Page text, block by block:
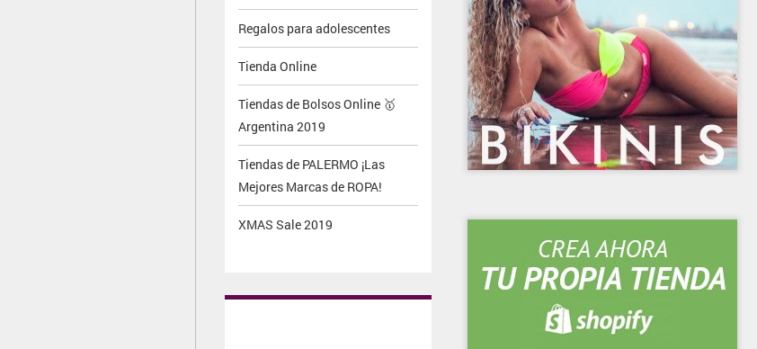
Regalos para adolescentes
Tienda Online
Tiendas de Bolsos Online 🥇
Argentina 2019
Tiendas de PALERMO ¡Las
Mejores Marcas de ROPA!
XMAS Sale 2019